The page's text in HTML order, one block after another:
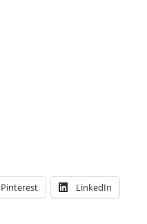
Pinterest LinkedIn